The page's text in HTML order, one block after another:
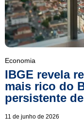
Economia
IBGE revela
mais rico do
persistente
11 de junho de 2026